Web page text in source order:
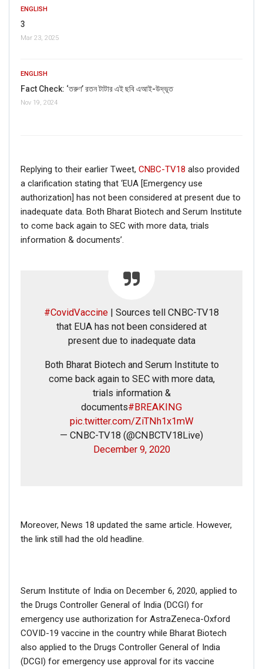
ENGLISH
3
Mar 23, 2025
ENGLISH
Fact Check: ‘তরুণ’ রতন টাটার এই ছবি এআই-উদ্ভূত
Nov 19, 2024
Replying to their earlier Tweet, CNBC-TV18 also provided
a clarification stating that ‘EUA [Emergency use
authorization] has not been considered at present due to
inadequate data. Both Bharat Biotech and Serum Institute
to come back again to SEC with more data, trials
information & documents’.
#CovidVaccine | Sources tell CNBC-TV18
that EUA has not been considered at
present due to inadequate data
Both Bharat Biotech and Serum Institute to
come back again to SEC with more data,
trials information &
documents#BREAKING
pic.twitter.com/ZiTNh1x1mW
— CNBC-TV18 (@CNBCTV18Live)
December 9, 2020
Moreover, News 18 updated the same article. However,
the link still had the old headline.
Serum Institute of India on December 6, 2020, applied to
the Drugs Controller General of India (DCGI) for
emergency use authorization for AstraZeneca-Oxford
COVID-19 vaccine in the country while Bharat Biotech
also applied to the Drugs Controller General of India
(DCGI) for emergency use approval for its vaccine